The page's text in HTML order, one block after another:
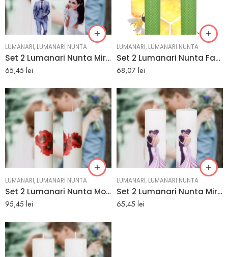
LUMANARI, LUMANARI NUNTA
Set 2 Lumanari Nunta Mire si Mireasa cu Orhidee | e-marturii.ro
65,45 lei
LUMANARI, LUMANARI NUNTA
Set 2 Lumanari Nunta Fagure Verde Deschis | e-marturii.ro
68,07 lei
LUMANARI, LUMANARI NUNTA
Set 2 Lumanari Nunta Model Maci | e-marturii.ro
95,45 lei
LUMANARI, LUMANARI NUNTA
Set 2 Lumanari Nunta Mire si Mireasa Dansand | e-marturii.ro
65,45 lei